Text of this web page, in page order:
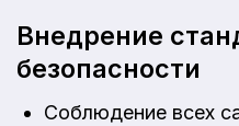
Внедрение
безопасности
Соблюдение всех